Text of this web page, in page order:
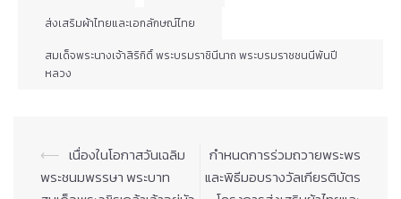
ส่งเสริมผ้าไทยและเอกลักษณ์ไทย
สมเด็จพระนางเจ้าสิริกิติ์ พระบรมราชินีนาถ พระบรมราชชนนีพันปี
หลวง
Post
navigation
⟵ เนื่องในโอกาสวันเฉลิม
พระชนมพรรษา พระบาท
กำหนดการร่วมถวายพระพร
และพิธีมอบรางวัลเกียรติบัตร